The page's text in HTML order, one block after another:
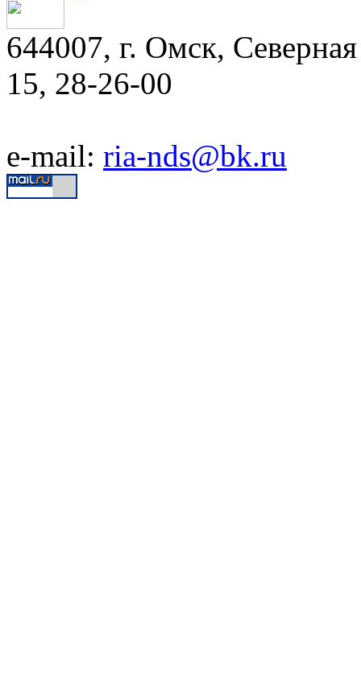
644007, г. Омск,
15, 28-26-00
e-mail: ria-nds@bk.ru